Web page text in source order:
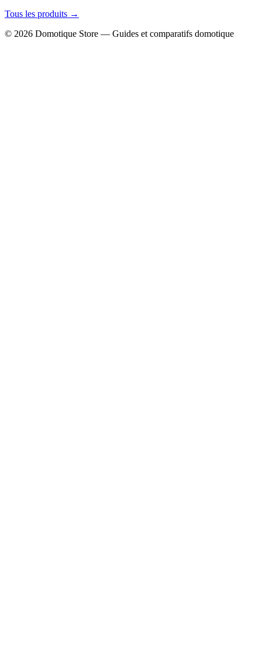
Tous les produits →
© 2026 Domotique Store — Guides et comparatifs domotique